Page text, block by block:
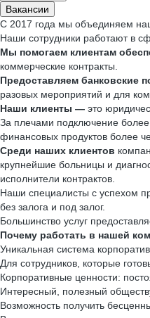
Вакансии
С 2017 года мы объединяем
Наши сотрудники работают в
Мы помогаем клиентам
коммерческие контракты.
Предоставляем банковские
разовых мероприятий и для
Наши клиенты — это
За плечами подключение
финансовых продуктов более
Среди наших клиентов
крупнейшие больницы и
исполнители контрактов.
Наши специалисты с успехом
без залога и под залог.
Большинство услуг
Почему работать в нашей
Уникальная система
Для сотрудников, которые
Корпоративные ценности:
Интересный, полезный
Возможность получить